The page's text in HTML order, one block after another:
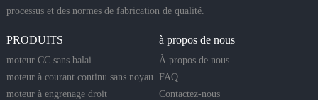
processus et des normes de fabrication de qualité.
PRODUITS
moteur CC sans balai
moteur à courant continu sans noyau
moteur à engrenage droit
à propos de nous
À propos de nous
FAQ
Contactez-nous